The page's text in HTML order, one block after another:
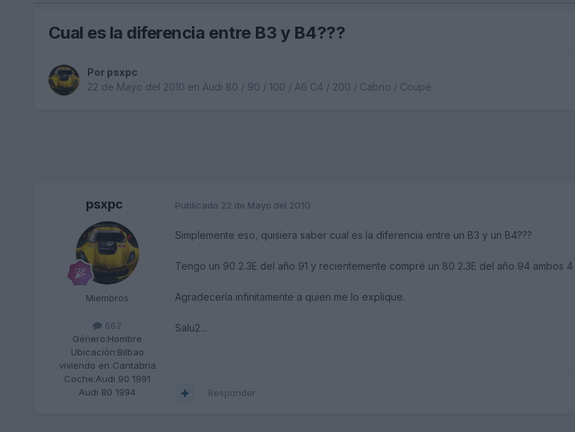
Cual es la diferencia entre B3 y B4???
Por psxpc
22 de Mayo del 2010 en Audi 80 / 90 / 100 / A6 C4 / 200 / Cabrio / Coupé
psxpc
Miembros
662
Género:Hombre
Ubicación:Bilbao
viviendo en Cantabria
Coche:Audi 90 1991
Audi 80 1994
Publicado 22 de Mayo del 2010
Simplemente eso, quisiera saber cual es la diferencia entre un B3 y un B4???
Tengo un 90 2.3E del año 91 y recientemente compré un 80 2.3E del año 94 ambos
Agradecería infinitamente a quien me lo explique.
Salu2...
Responder